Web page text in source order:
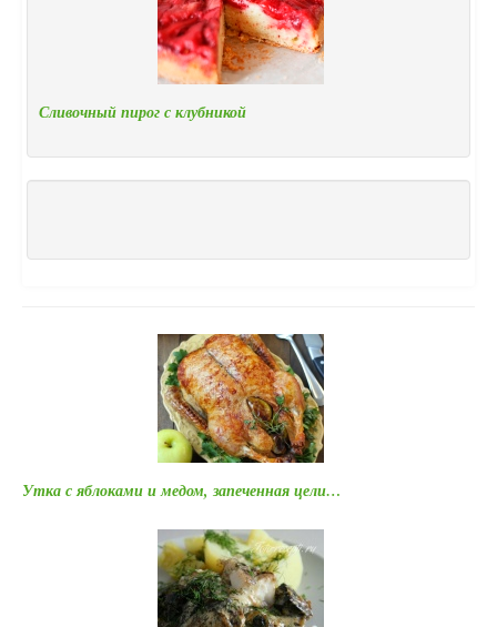
Сливочный пирог с клубникой
Утка с яблоками и медом, запеченная цели…